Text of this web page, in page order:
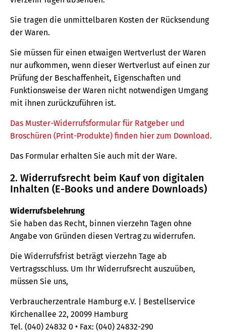
Sie tragen die unmittelbaren Kosten der Rücksendung
der Waren.
Sie müssen für einen etwaigen Wertverlust der Waren
nur aufkommen, wenn dieser Wertverlust auf einen zur
Prüfung der Beschaffenheit, Eigenschaften und
Funktionsweise der Waren nicht notwendigen Umgang
mit ihnen zurückzuführen ist.
Das Muster-Widerrufsformular für Ratgeber und
Broschüren (Print-Produkte) finden hier zum Download.
Das Formular erhalten Sie auch mit der Ware.
2. Widerrufsrecht beim Kauf von digitalen
Inhalten (E-Books und andere Downloads)
Widerrufsbelehrung
Sie haben das Recht, binnen vierzehn Tagen ohne
Angabe von Gründen diesen Vertrag zu widerrufen.
Die Widerrufsfrist beträgt vierzehn Tage ab
Vertragsschluss. Um Ihr Widerrufsrecht auszuüben,
müssen Sie uns,
Verbraucherzentrale Hamburg e.V. | Bestellservice
Kirchenallee 22, 20099 Hamburg
Tel. (040) 24832 0 • Fax: (040) 24832-290